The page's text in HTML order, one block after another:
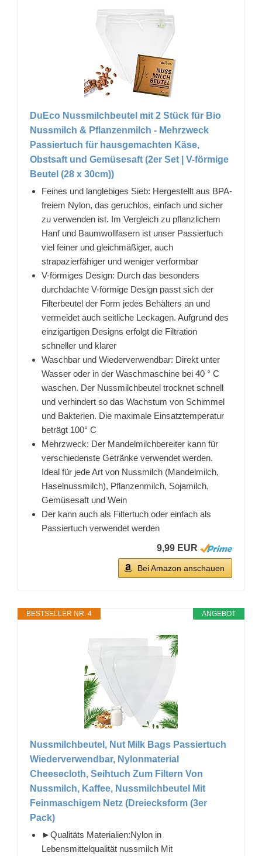
DuEco Nussmilchbeutel mit 2 Stück für Bio
Nussmilch & Pflanzenmilch - Mehrzweck
Passiertuch für hausgemachten Käse,
Obstsaft und Gemüsesaft (2er Set | V-förmige
Beutel (28 x 30cm))
Feines und langlebiges Sieb: Hergestellt aus BPA-
freiem Nylon, das geruchlos, einfach und sicher
zu verwenden ist. Im Vergleich zu pflanzlichem
Hanf und Baumwollfasern ist unser Passiertuch
viel feiner und gleichmäßiger, auch
strapazierfähiger und weniger verformbar
V-förmiges Design: Durch das besonders
durchdachte V-förmige Design passt sich der
Filterbeutel der Form jedes Behälters an und
vermeidet auch seitliche Leckagen. Aufgrund des
einzigartigen Designs erfolgt die Filtration
schneller und klarer
Waschbar und Wiederverwendbar: Direkt unter
Wasser oder in der Waschmaschine bei 40 ° C
waschen. Der Nussmilchbeutel trocknet schnell
und verhindert so das Wachstum von Schimmel
und Bakterien. Die maximale Einsatztemperatur
beträgt 100° C
Mehrzweck: Der Mandelmilchbereiter kann für
verschiedenste Getränke verwendet werden.
Ideal für jede Art von Nussmilch (Mandelmilch,
Haselnussmilch), Pflanzenmilch, Sojamilch,
Gemüsesaft und Wein
Der kann auch als Filtertuch oder einfach als
Passiertuch verwendet werden
9,99 EUR
Bei Amazon anschauen
ANGEBOT
BESTSELLER NR. 4
Nussmilchbeutel, Nut Milk Bags Passiertuch
Wiederverwendbar, Nylonmaterial
Cheesecloth, Seihtuch Zum Filtern Von
Nussmilch, Kaffee, Nussmilchbeutel Mit
Feinmaschigem Netz (Dreiecksform (3er
Pack)
►Qualitäts Materialien:Nylon in
Lebensmittelqualität nussmilch Mit